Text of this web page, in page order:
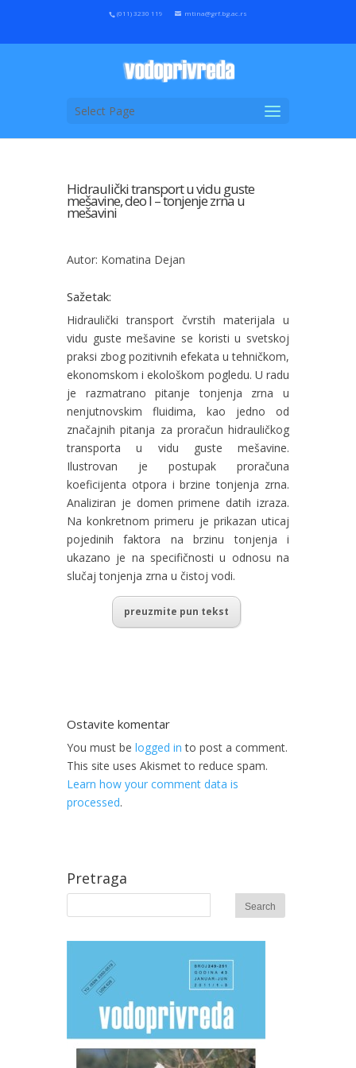
(011) 3230 119 mtina@grf.bg.ac.rs
Select Page
Hidraulički transport u vidu guste
mešavine, deo I – tonjenje zrna u
mešavini
Autor: Komatina Dejan
Sažetak:
Hidraulički transport čvrstih materijala u
vidu guste mešavine se koristi u svetskoj
praksi zbog pozitivnih efekata u tehničkom,
ekonomskom i ekološkom pogledu. U radu
je razmatrano pitanje tonjenja zrna u
nenjutnovskim fluidima, kao jedno od
značajnih pitanja za proračun hidrauličkog
transporta u vidu guste mešavine.
Ilustrovan je postupak proračuna
koeficijenta otpora i brzine tonjenja zrna.
Analiziran je domen primene datih izraza.
Na konkretnom primeru je prikazan uticaj
pojedinih faktora na brzinu tonjenja i
ukazano je na specifičnosti u odnosu na
slučaj tonjenja zrna u čistoj vodi.
preuzmite pun tekst
Ostavite komentar
You must be logged in to post a comment.
This site uses Akismet to reduce spam.
Learn how your comment data is
processed.
Pretraga